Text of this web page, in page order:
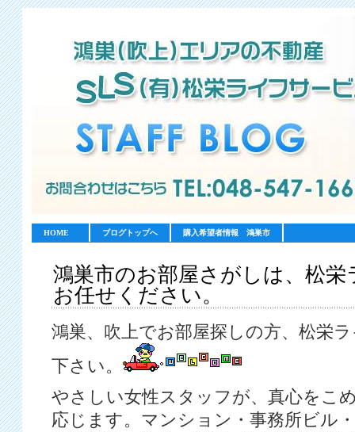
HOME ブログトップへ 購入希望者情報 鴻巣市
鴻巣市のお部屋さがしは、松
お任せください。
鴻巣、吹上でお部屋探しの方、松栄
下さい。
やさしい女性スタッフが、真心をこ
応じます。マンション・事務所ビル